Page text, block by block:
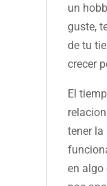
un
guste,
de tu
crecer
El
tener la
en algo